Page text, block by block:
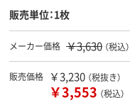
販売単位：1枚
メーカー価格 ￥3,630 （税込）
販売価格 ￥3,230 （税抜き）
￥3,553 （税込）